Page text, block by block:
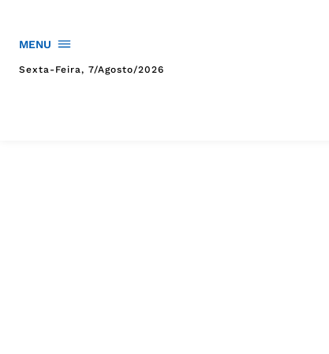
MENU
Sexta-Feira, 7/agosto/2026